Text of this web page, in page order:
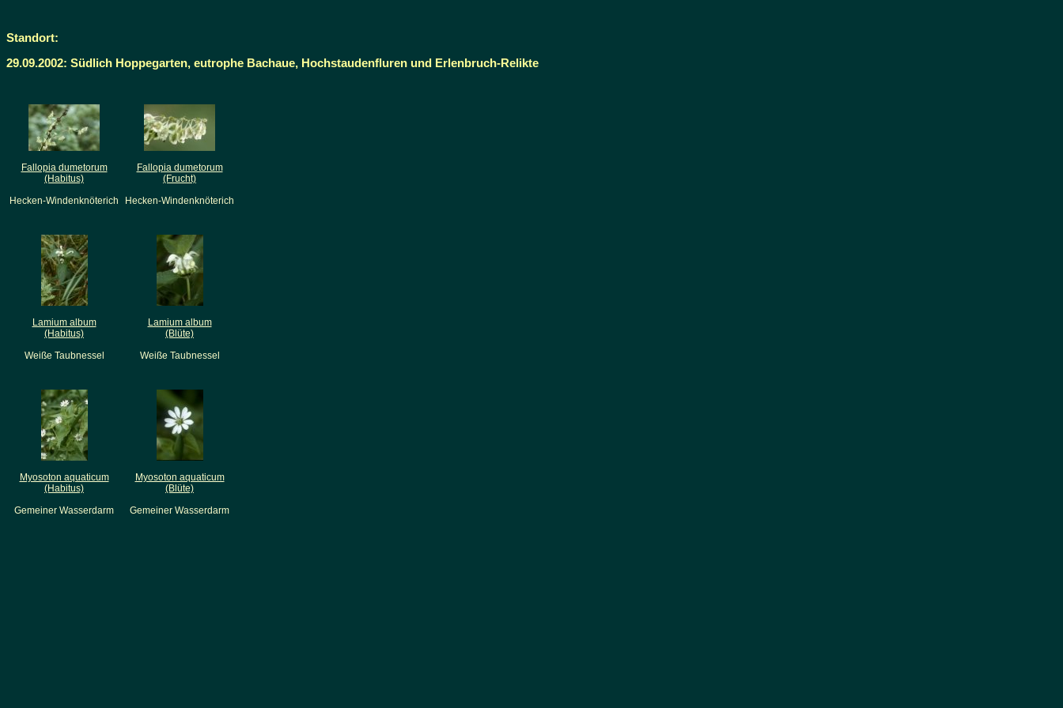
Standort:
29.09.2002: Südlich Hoppegarten, eutrophe Bachaue, Hochstaudenfluren und Erlenbruch-Relikte
Fallopia dumetorum
(Habitus)
Hecken-Windenknöterich
Fallopia dumetorum
(Frucht)
Hecken-Windenknöterich
Lamium album
(Habitus)
Weiße Taubnessel
Lamium album
(Blüte)
Weiße Taubnessel
Myosoton aquaticum
(Habitus)
Gemeiner Wasserdarm
Myosoton aquaticum
(Blüte)
Gemeiner Wasserdarm